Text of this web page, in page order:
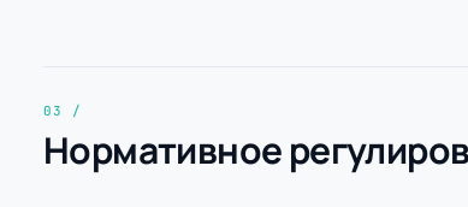
Нормативное